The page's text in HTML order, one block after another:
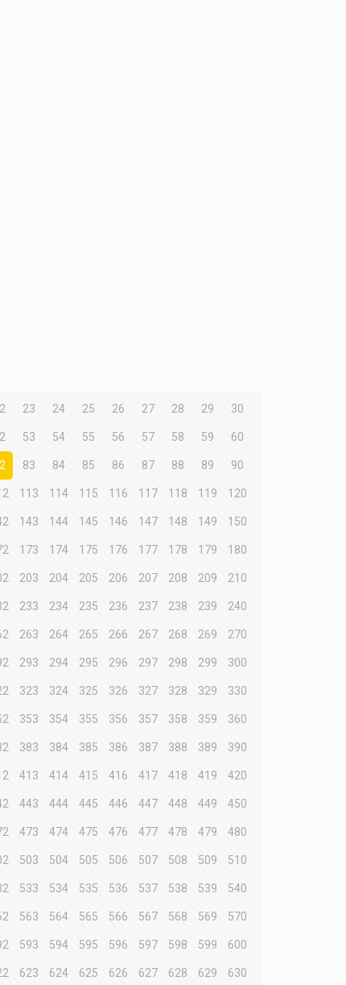
23 24 25 26 27 28 29 30
53 54 55 56 57 58 59 60
83 84 85 86 87 88 89 90
113 114 115 116 117 118 119 120
143 144 145 146 147 148 149 150
173 174 175 176 177 178 179 180
203 204 205 206 207 208 209 210
233 234 235 236 237 238 239 240
263 264 265 266 267 268 269 270
293 294 295 296 297 298 299 300
323 324 325 326 327 328 329 330
353 354 355 356 357 358 359 360
383 384 385 386 387 388 389 390
413 414 415 416 417 418 419 420
443 444 445 446 447 448 449 450
473 474 475 476 477 478 479 480
503 504 505 506 507 508 509 510
533 534 535 536 537 538 539 540
563 564 565 566 567 568 569 570
593 594 595 596 597 598 599 600
623 624 625 626 627 628 629 630